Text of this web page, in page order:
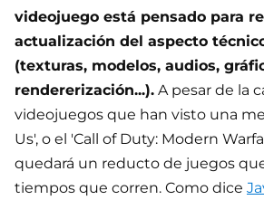
videojuego está pensado para
actualización del aspecto
(texturas, modelos, audios,
rendererización...). A pesar de la
videojuegos que han visto una
Us', o el 'Call of Duty: Modern
quedará un reducto de juegos
tiempos que corren. Como dice